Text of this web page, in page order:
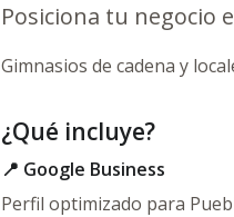
Posiciona tu negocio
Gimnasios de cadena y
¿Qué incluye?
📍 Google Business
Perfil optimizado para